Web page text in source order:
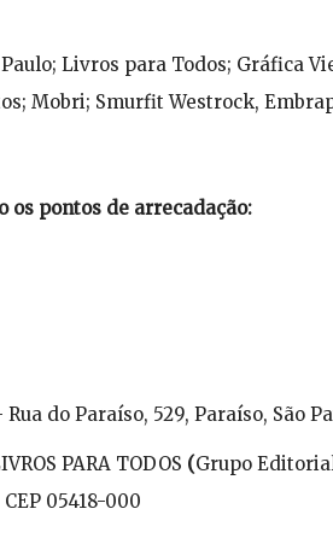
Livros para Todos; Gráfica
Mobri; Smurfit Westrock,
os pontos de arrecadação:
do Paraíso, 529, Paraíso, São
PARA TODOS (Grupo
05418-000